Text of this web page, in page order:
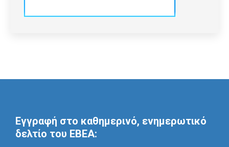
Εγγραφή στο καθημερινό, ενημερωτικό
δελτίο του ΕΒΕΑ: